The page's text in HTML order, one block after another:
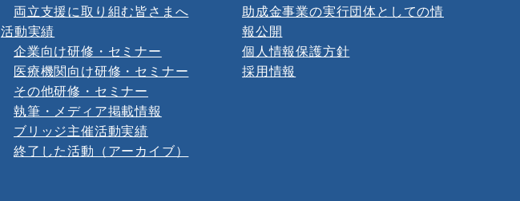
両立支援に取り組む皆さまへ
活動実績
企業向け研修・セミナー
医療機関向け研修・セミナー
その他研修・セミナー
執筆・メディア掲載情報
ブリッジ主催活動実績
終了した活動（アーカイブ）
助成金事業の実行団体としての情
報公開
個人情報保護方針
採用情報